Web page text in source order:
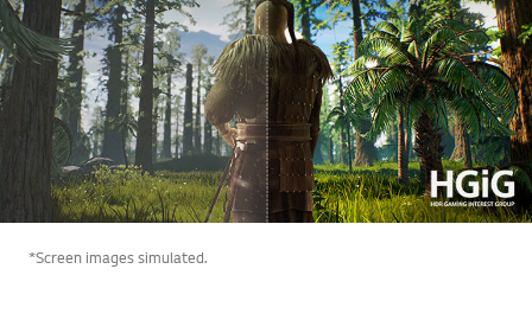
*Screen images simulated.